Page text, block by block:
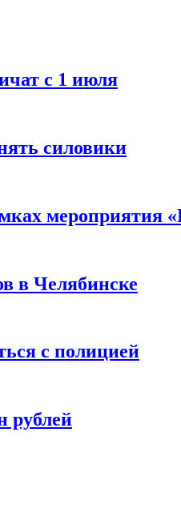
с 1 июля
силовики
мероприятия
в Челябинске
с полицией
рублей